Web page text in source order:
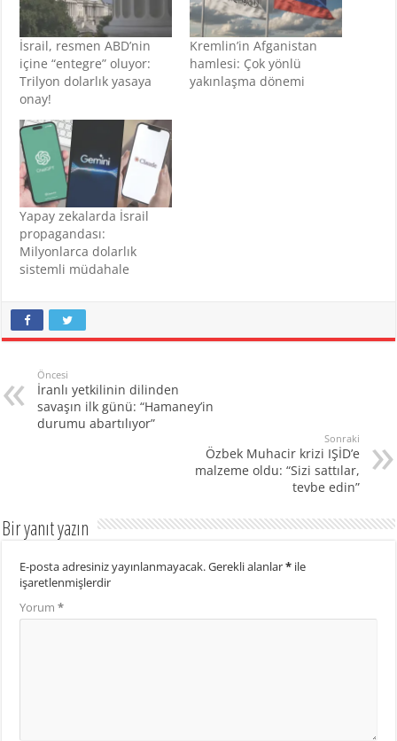
İsrail, resmen ABD’nin
içine “entegre” oluyor:
Trilyon dolarlık yasaya
onay!
Kremlin’in Afganistan
hamlesi: Çok yönlü
yakınlaşma dönemi
Yapay zekalarda İsrail
propagandası:
Milyonlarca dolarlık
sistemli müdahale
Öncesi
İranlı yetkilinin dilinden
savaşın ilk günü: “Hamaney’in
durumu abartılıyor”
Sonraki
Özbek Muhacir krizi IŞİD’e
malzeme oldu: “Sizi sattılar,
tevbe edin”
Bir yanıt yazın
E-posta adresiniz yayınlanmayacak.Gerekli alanlar* ile
işaretlenmişlerdir
Yorum*